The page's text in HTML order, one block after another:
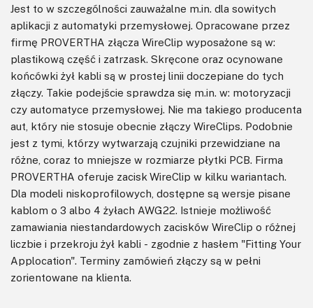
Jest to w szczególności zauważalne m.in. dla sowitych
aplikacji z automatyki przemysłowej. Opracowane przez
firmę PROVERTHA złącza WireClip wyposażone są w:
plastikową część i zatrzask. Skręcone oraz ocynowane
końcówki żył kabli są w prostej linii doczepiane do tych
złączy. Takie podejście sprawdza się m.in. w: motoryzacji
czy automatyce przemysłowej. Nie ma takiego producenta
aut, który nie stosuje obecnie złączy WireClips. Podobnie
jest z tymi, którzy wytwarzają czujniki przewidziane na
różne, coraz to mniejsze w rozmiarze płytki PCB. Firma
PROVERTHA oferuje zacisk WireClip w kilku wariantach.
Dla modeli niskoprofilowych, dostępne są wersje pisane
kablom o 3 albo 4 żyłach AWG22. Istnieje możliwość
zamawiania niestandardowych zacisków WireClip o różnej
liczbie i przekroju żył kabli - zgodnie z hasłem "Fitting Your
Applocation". Terminy zamówień złączy są w pełni
zorientowane na klienta.